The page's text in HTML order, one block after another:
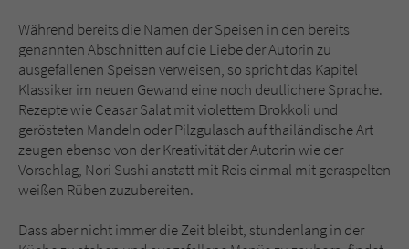
Während bereits die Namen der Speisen in den bereits
genannten Abschnitten auf die Liebe der Autorin zu
ausgefallenen Speisen verweisen, so spricht das Kapitel
Klassiker im neuen Gewand eine noch deutlichere Sprache.
Rezepte wie Ceasar Salat mit violettem Brokkoli und
gerösteten Mandeln oder Pilzgulasch auf thailändische Art
zeugen ebenso von der Kreativität der Autorin wie der
Vorschlag, Nori Sushi anstatt mit Reis einmal mit geraspelten
weißen Rüben zuzubereiten.
Dass aber nicht immer die Zeit bleibt, stundenlang in der